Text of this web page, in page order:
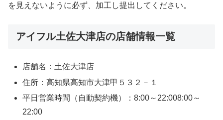
を見えないように必ず、加工し提出してください。
アイフル土佐大津店の店舗情報一覧
店舗名：土佐大津店
住所：高知県高知市大津甲５３２－１
平日営業時間（自動契約機）：8:00～22:008:00～
22:00